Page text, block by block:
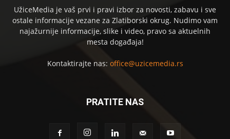
UžiceMedia je vaš prvi i pravi izbor za novosti, zabavu i sve
ostale informacije vezane za Zlatiborski okrug. Nudimo vam
najažurnije informacije, slike i video, pravo sa aktuelnih
mesta događaja!
Kontaktirajte nas: office@uzicemedia.rs
PRATITE NAS